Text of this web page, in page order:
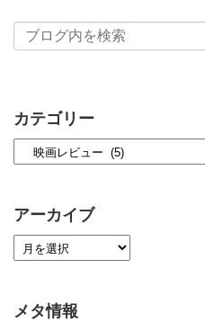
カテゴリー
アーカイブ
メタ情報